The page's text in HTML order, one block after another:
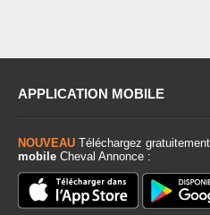
APPLICATION MOBILE
NOUVEAU Téléchargez
mobile Cheval Annonce :